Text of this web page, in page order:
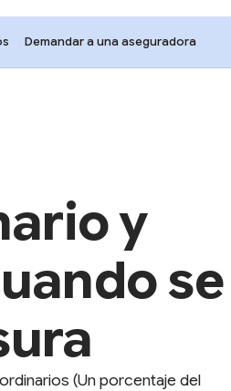
Demandar a una aseguradora
y
se
(Un porcentaje del